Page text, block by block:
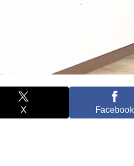
X Facebook